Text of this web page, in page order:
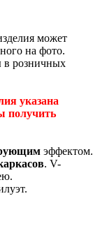
может
на фото.
в розничных
указана
получить
эффектом.
. V-